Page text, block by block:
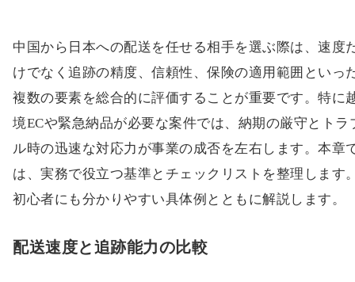
中国から日本への配送を任せる相手を選ぶ際は、速度
けでなく追跡の精度、信頼性、保険の適用範囲といっ
複数の要素を総合的に評価することが重要です。特に
境ECや緊急納品が必要な案件では、納期の厳守とトラ
ル時の迅速な対応力が事業の成否を左右します。本章
は、実務で役立つ基準とチェックリストを整理します
初心者にも分かりやすい具体例とともに解説します。
配送速度と追跡能力の比較